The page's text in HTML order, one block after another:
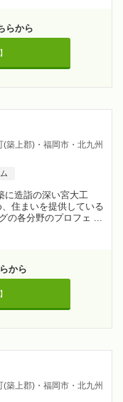
らから
築上郡)・福岡市・北九州
に造詣の深い宮大工
住まいを提供している
の各分野のプロフェ ...
から
築上郡)・福岡市・北九州